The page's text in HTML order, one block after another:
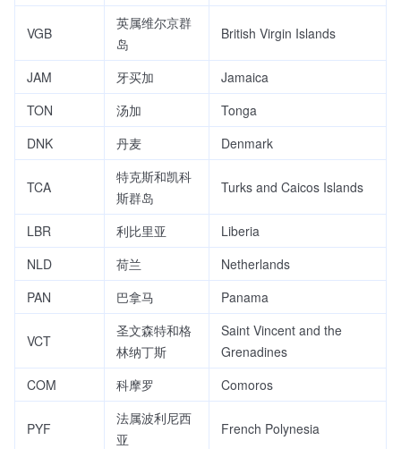
VGB
英属维尔京群
岛
British Virgin Islands
JAM 牙买加
Jamaica
TON
汤加
Tonga
DNK
丹麦 Denmark
TCA
特克斯和凯科
斯群岛
Turks and Caicos Islands
LBR 利比里亚
Liberia
NLD
荷兰
Netherlands
PAN
巴拿马 Panama
VCT
圣文森特和格
林纳丁斯
Saint Vincent and the
Grenadines
COM
科摩罗 Comoros
PYF
法属波利尼西
亚
French Polynesia